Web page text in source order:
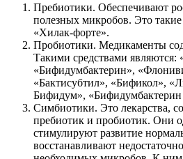
Пребиотики. Обеспечивают
полезных микробов. Это
«Хилак-форте».
Пробиотики. Медикаменты
Такими средствами являются:
«Бифидумбактерин»,
«Бактисубтил», «Бификол»,
Бифидум», «Бифидумбактерин
Симбиотики. Это лекарства,
пребиотик и пробиотик. Они
стимулируют развитие
восстанавливают